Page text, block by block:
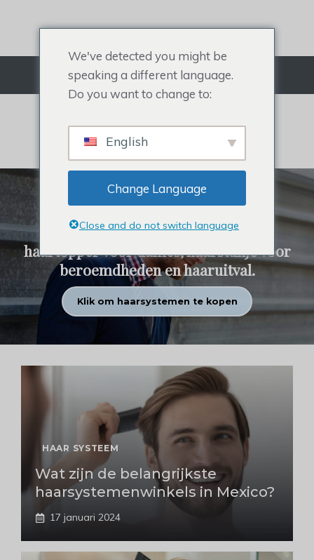
Menu
Artikelen van Rehairsystem
REHAIR SYSTEEM
Alles over toupetje voor heren,
haartopper voor dames, haarstukje voor
beroemdheden en haaruitval.
Klik om haarsystemen te kopen
HAAR SYSTEEM
Wat zijn de belangrijkste
haarsystemenwinkels in Mexico?
17 januari 2024
We've detected you might be
speaking a different language.
Do you want to change to:
English
Change Language
Close and do not switch language